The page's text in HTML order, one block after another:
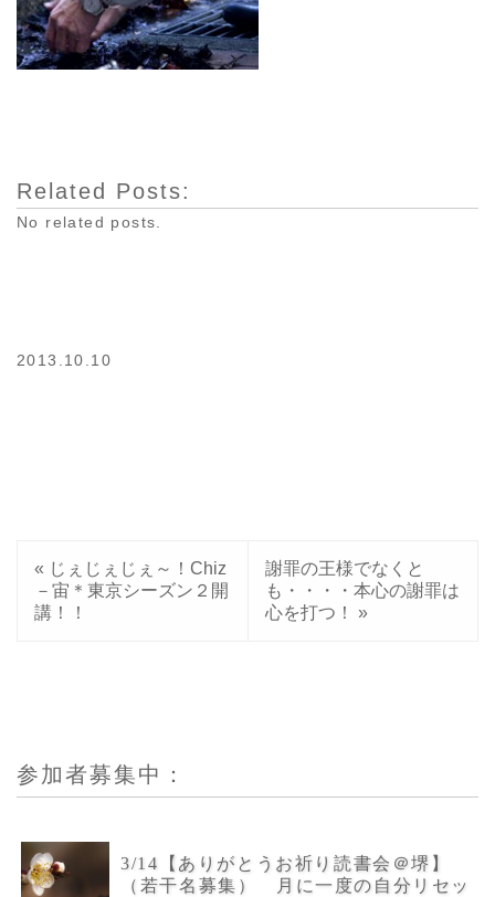
Related Posts:
No related posts.
2013.10.10
« じぇじぇじぇ～！Chiz
－宙＊東京シーズン２開
講！！
謝罪の王様でなくと
も・・・・本心の謝罪は
心を打つ！
»
参加者募集中：
3/14【ありがとうお祈り読書会＠堺】
（若干名募集） 月に一度の自分リセッ